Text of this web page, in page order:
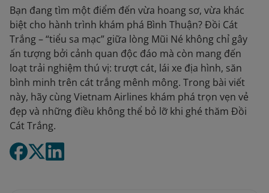
Bạn đang tìm một điểm đến vừa hoang sơ, vừa khác
biệt cho hành trình khám phá Bình Thuận? Đồi Cát
Trắng – “tiểu sa mạc” giữa lòng Mũi Né không chỉ gây
ấn tượng bởi cảnh quan độc đáo mà còn mang đến
loạt trải nghiệm thú vị: trượt cát, lái xe địa hình, săn
bình minh trên cát trắng mênh mông. Trong bài viết
này, hãy cùng Vietnam Airlines khám phá trọn vẹn vẻ
đẹp và những điều không thể bỏ lỡ khi ghé thăm Đồi
Cát Trắng.